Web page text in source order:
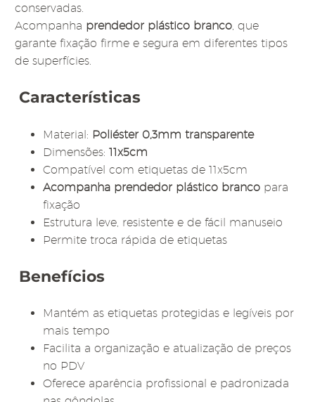
conservadas.
Acompanha prendedor plástico branco, que
garante fixação firme e segura em diferentes tipos
de superfícies.
Características
Material: Poliéster 0,3mm transparente
Dimensões: 11x5cm
Compatível com etiquetas de 11x5cm
Acompanha prendedor plástico branco para
fixação
Estrutura leve, resistente e de fácil manuseio
Permite troca rápida de etiquetas
Benefícios
Mantém as etiquetas protegidas e legíveis por
mais tempo
Facilita a organização e atualização de preços
no PDV
Oferece aparência profissional e padronizada